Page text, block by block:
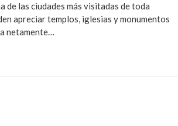
de las ciudades más visitadas de toda
apreciar templos, iglesias y monumentos
netamente…